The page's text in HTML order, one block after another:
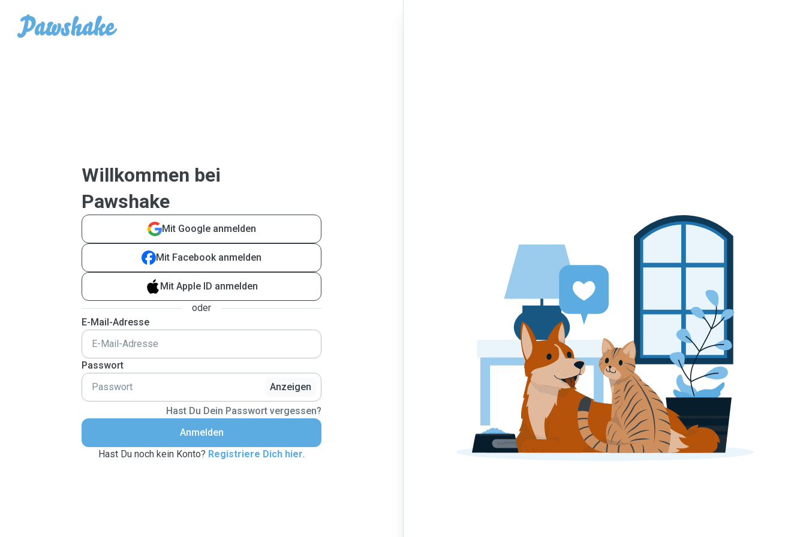
Willkommen bei
Pawshake
Mit Google anmelden
Mit Facebook anmelden
Mit Apple ID anmelden
oder
E-Mail-Adresse
Passwort
Anzeigen
Hast Du Dein Passwort vergessen?
Anmelden
Hast Du noch kein Konto? Registriere Dich hier.